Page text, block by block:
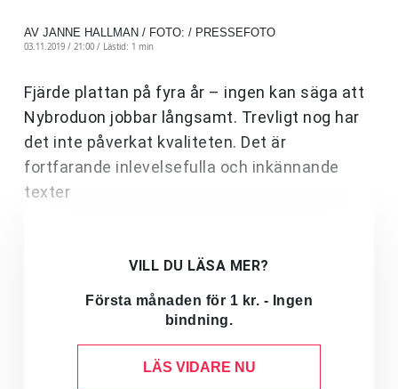
AV JANNE HALLMAN / FOTO: / PRESSEFOTO
03.11.2019 / 21:00 / Lästid: 1 min
Fjärde plattan på fyra år – ingen kan säga att
Nybroduon jobbar långsamt. Trevligt nog har
det inte påverkat kvaliteten. Det är
fortfarande inlevelsefulla och inkännande
texter
VILL DU LÄSA MER?
Första månaden för 1 kr. - Ingen
bindning.
LÄS VIDARE NU